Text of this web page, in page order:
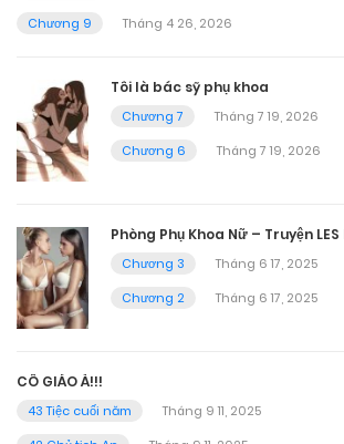
Chương 9
Tháng 4 26, 2026
Tôi là bác sỹ phụ khoa
Chương 7
Tháng 7 19, 2026
Chương 6
Tháng 7 19, 2026
Phòng Phụ Khoa Nữ – Truyện LES
Chương 3
Tháng 6 17, 2025
Chương 2
Tháng 6 17, 2025
CÔ GIÁO À!!!
43 Tiệc cuối năm
Tháng 9 11, 2025